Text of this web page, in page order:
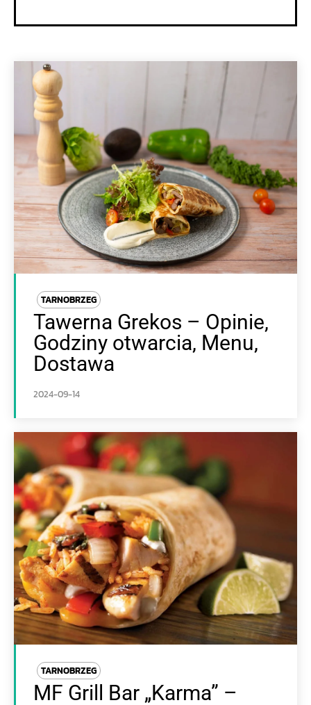
TARNOBRZEG
Tawerna Grekos – Opinie,
Godziny otwarcia, Menu,
Dostawa
2024-09-14
TARNOBRZEG
MF Grill Bar „Karma” –